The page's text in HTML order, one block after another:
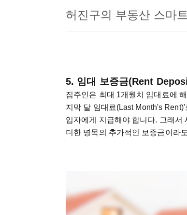
허진구의 부동산 스마
5. 임대 보증금(Rent
집주인은 최대 1개월치 임대료에
지막 달 임대료(Last Month's
입자에게 지급해야 합니다. 그래서
더한 명목의 추가적인 보증금이라